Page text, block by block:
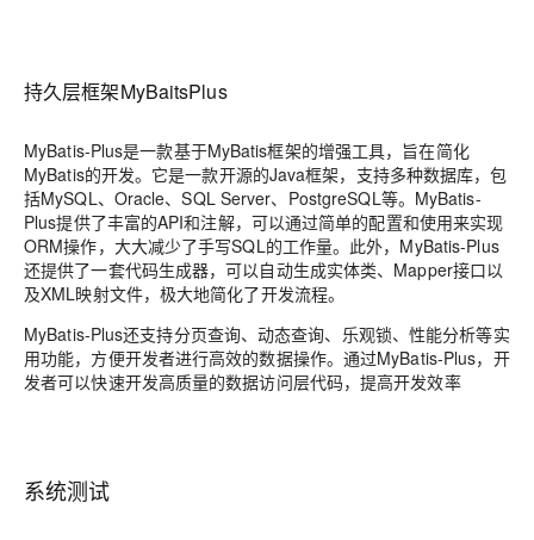
持久层框架MyBaitsPlus
MyBatis-Plus是一款基于MyBatis框架的增强工具，旨在简化
MyBatis的开发。它是一款开源的Java框架，支持多种数据库，包
括MySQL、Oracle、SQL Server、PostgreSQL等。MyBatis-
Plus提供了丰富的API和注解，可以通过简单的配置和使用来实现
ORM操作，大大减少了手写SQL的工作量。此外，MyBatis-Plus
还提供了一套代码生成器，可以自动生成实体类、Mapper接口以
及XML映射文件，极大地简化了开发流程。
MyBatis-Plus还支持分页查询、动态查询、乐观锁、性能分析等实
用功能，方便开发者进行高效的数据操作。通过MyBatis-Plus，开
发者可以快速开发高质量的数据访问层代码，提高开发效率
系统测试